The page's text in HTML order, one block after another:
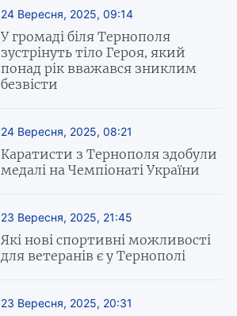
24 Вересня, 2025, 09:14
У громаді біля Тернополя
зустрінуть тіло Героя, який
понад рік вважався зниклим
безвісти
24 Вересня, 2025, 08:21
Каратисти з Тернополя здобули
медалі на Чемпіонаті України
23 Вересня, 2025, 21:45
Які нові спортивні можливості
для ветеранів є у Тернополі
23 Вересня, 2025, 20:31